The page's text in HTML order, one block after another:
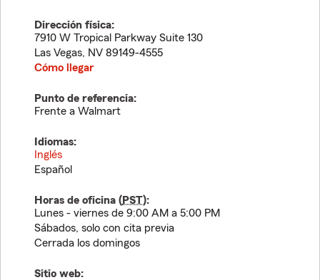
Dirección física:
7910 W Tropical Parkway Suite 130
Las Vegas, NV 89149-4555
Cómo llegar
Punto de referencia:
Frente a Walmart
Idiomas:
Inglés
Español
Horas de oficina (PST):
Lunes - viernes de 9:00 AM a 5:00 PM
Sábados, solo con cita previa
Cerrada los domingos
Sitio web: